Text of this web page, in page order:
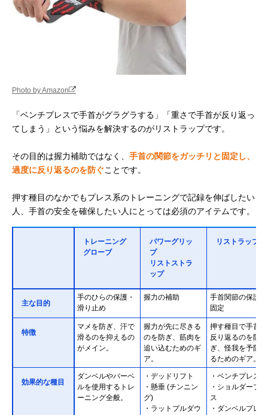
Photo by Amazon
「ベンチプレスで手首がグラグラする」「重さで手首が反り返っ
てしまう」という悩みを解決するのがリストラップです。
その目的は握力補助ではなく、 手首の関節をガッチリと固定し、
過度に反り返るのを防ぐことです。
押す種目のなかでもプレス系のトレーニングで記録を伸ばしたい
人、手首の安全を確保したい人にとっては必須のアイテムです。
トレーニング
グローブ
パワーグリッ
プ
リストストラ
ップ
リストラップ
主な目的
手のひらの保護・
滑り止め
握力の補助
手首関節の保護・
固定
特徴
マメを防ぎ、汗で
滑るのを抑えるの
がメイン。
握力が先に尽きる
のを防ぎ、筋肉を
追い込むためのギ
ア。
押す種目で手首が
反り返るのを防
ぎ、怪我を予防す
るためのギア。
効果的な種目
ダンベルやバーベ
ルを使用するトレ
ーニング全般。
・デッドリフト
・懸垂 (チンニン
グ)
・ラットプルダウ
・ベンチプレス
・ショルダープレ
ス
・ダンベルプレス